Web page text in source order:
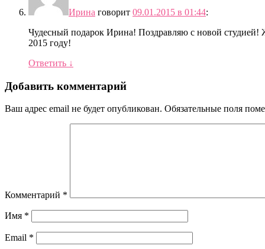
Ирина говорит 09.01.2015 в 01:44:
Чудесный подарок Ирина! Поздравляю с новой студией!
2015 году!
Ответить ↓
Добавить комментарий
Ваш адрес email не будет опубликован. Обязательные поля
Комментарий *
Имя *
Email *